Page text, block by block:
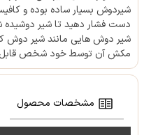
شیردوش بسیار ساده بوده و
دست فشار دهید تا شیر دوشیده
شیر دوش هایی مانند شیر دوش
مکش آن توسط خود شخص قابل
مشخصات محصول